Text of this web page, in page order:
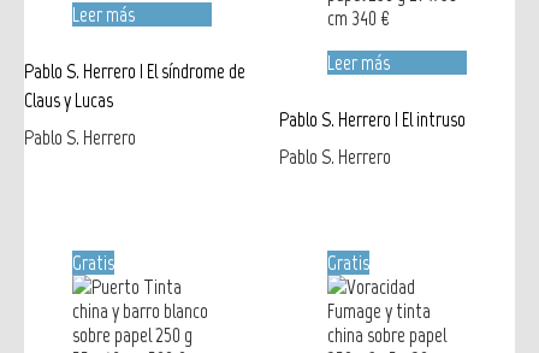
Leer más
Pablo S. Herrero | El síndrome de
Claus y Lucas
Pablo S. Herrero
Leer más
Pablo S. Herrero | El intruso
Pablo S. Herrero
Gratis Gratis